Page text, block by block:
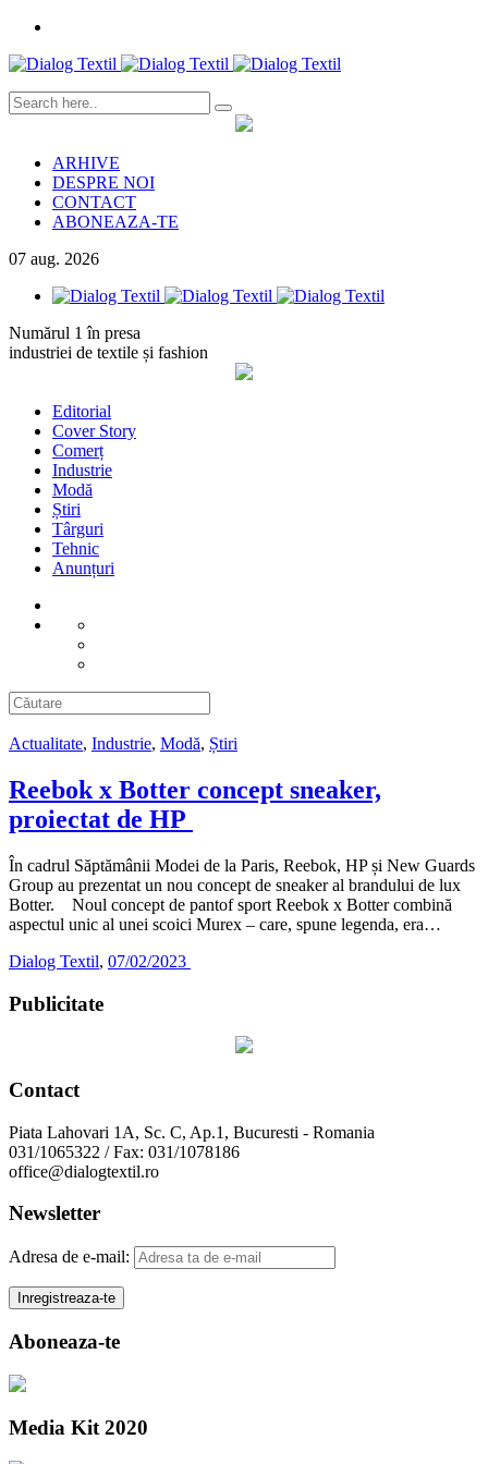
ARHIVE
DESPRE NOI
CONTACT
ABONEAZA-TE
07 aug. 2026
Numărul 1 în presa
industriei de textile și fashion
Editorial
Cover Story
Comerț
Industrie
Modă
Știri
Târguri
Tehnic
Anunțuri
Actualitate, Industrie, Modă, Știri
Reebok x Botter concept sneaker,
proiectat de HP
În cadrul Săptămânii Modei de la Paris, Reebok, HP și New Guards
Group au prezentat un nou concept de sneaker al brandului de lux
Botter. Noul concept de pantof sport Reebok x Botter combină
aspectul unic al unei scoici Murex – care, spune legenda, era…
Dialog Textil, 07/02/2023
Publicitate
Contact
Piata Lahovari 1A, Sc. C, Ap.1, Bucuresti - Romania
031/1065322 / Fax: 031/1078186
office@dialogtextil.ro
Newsletter
Adresa de e-mail:
Aboneaza-te
Media Kit 2020